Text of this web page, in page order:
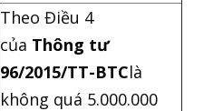
Theo Điều 4
của Thông tư
96/2015/TT-BTClà
không quá 5.000.000